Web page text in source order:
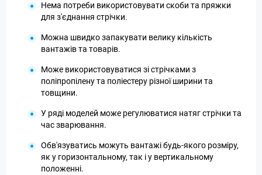
Нема потреби використовувати скоби та пряжки
для з'єднання стрічки.
Можна швидко запакувати велику кількість
вантажів та товарів.
Може використовуватися зі стрічками з
поліпропілену та поліестеру різної ширини та
товщини.
У ряді моделей може регулюватися натяг стрічки та
час зварювання.
Обв'язуватись можуть вантажі будь-якого розміру,
як у горизонтальному, так і у вертикальному
положенні.